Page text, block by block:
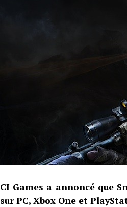
CI Games a annoncé que
sur PC, Xbox One et